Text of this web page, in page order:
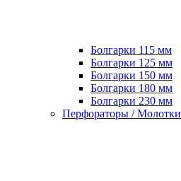
Болгарки 115 мм
Болгарки 125 мм
Болгарки 150 мм
Болгарки 180 мм
Болгарки 230 мм
Перфораторы / Молотки